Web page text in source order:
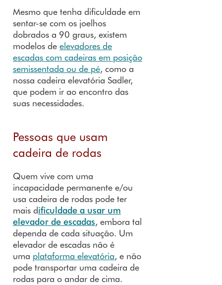
Mesmo que tenha dificuldade em
sentar-se com os joelhos
dobrados a 90 graus, existem
modelos de elevadores de
escadas com cadeiras em posição
semissentada ou de pé, como a
nossa cadeira elevatória Sadler,
que podem ir ao encontro das
suas necessidades.
Pessoas que usam
cadeira de rodas
Quem vive com uma
incapacidade permanente e/ou
usa cadeira de rodas pode ter
mais dificuldade a usar um
elevador de escadas, embora tal
dependa de cada situação. Um
elevador de escadas não é
uma plataforma elevatória, e não
pode transportar uma cadeira de
rodas para o andar de cima.